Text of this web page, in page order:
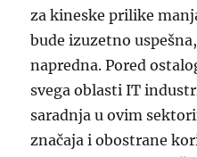
za kineske prilike
bude izuzetno
napredna. Pored
svega oblasti IT
saradnja u ovim
značaja i obostrane